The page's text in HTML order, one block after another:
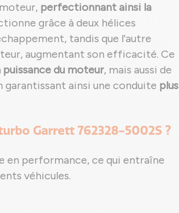
perfectionnant ainsi la
grâce à deux hélices
tandis que l'autre
augmentant son efficacité. Ce
du moteur, mais aussi de
garantissant ainsi une conduite plus
Garrett 762328-5002S ?
en performance, ce qui entraîne
véhicules.